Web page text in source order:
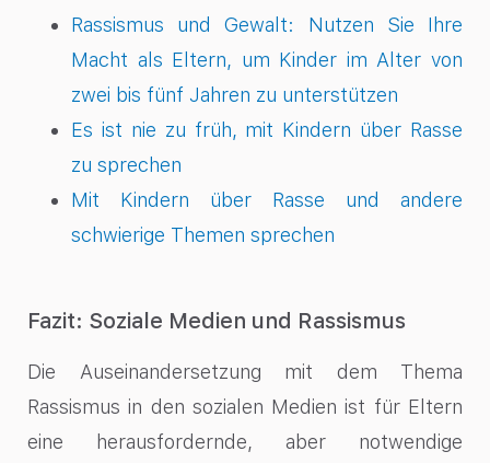
Rassismus und Gewalt: Nutzen Sie Ihre
Macht als Eltern, um Kinder im Alter von
zwei bis fünf Jahren zu unterstützen
Es ist nie zu früh, mit Kindern über Rasse
zu sprechen
Mit Kindern über Rasse und andere
schwierige Themen sprechen
Fazit: Soziale Medien und Rassismus
Die Auseinandersetzung mit dem Thema
Rassismus in den sozialen Medien ist für Eltern
eine herausfordernde, aber notwendige